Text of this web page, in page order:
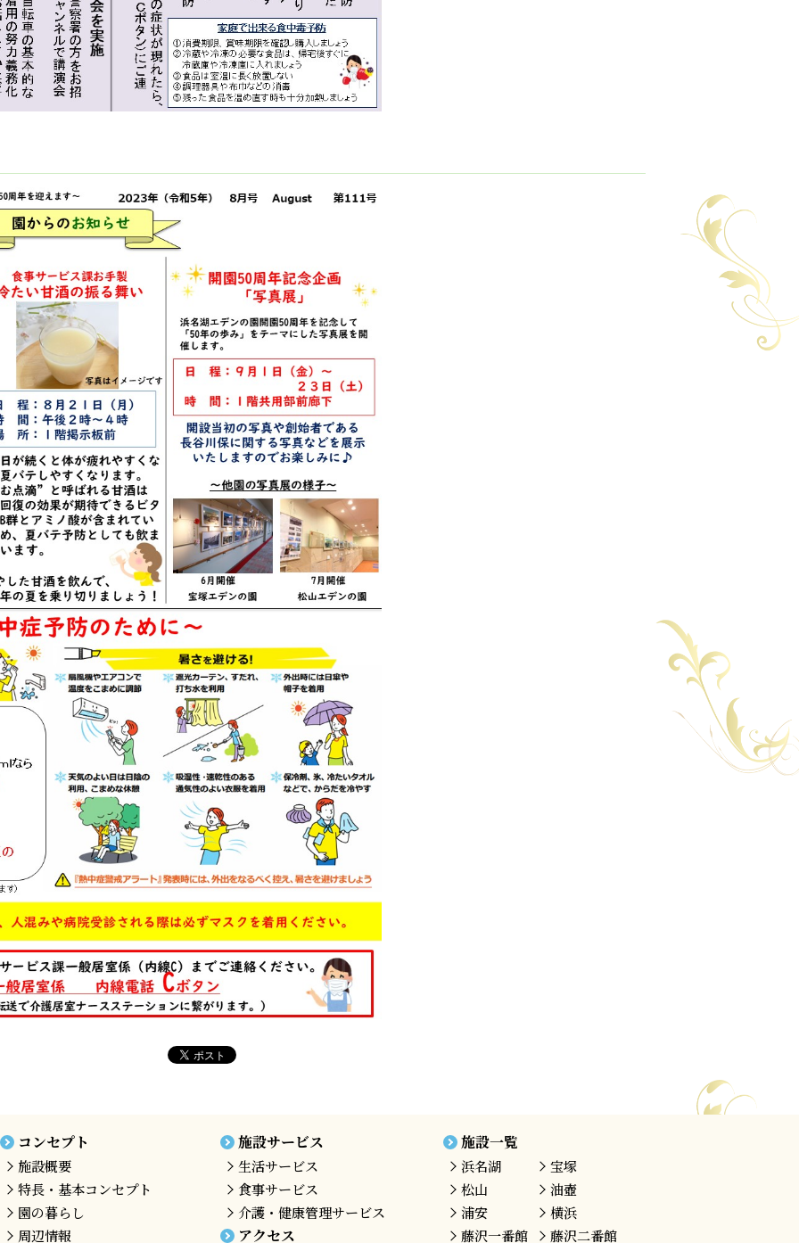
コンセプト
施設概要
特長・基本コンセプト
園の暮らし
周辺情報
施設サービス
生活サービス
食事サービス
介護・健康管理サービス
アクセス
施設一覧
浜名湖
宝塚
松山
油壺
浦安
横浜
藤沢一番館 藤沢二番館